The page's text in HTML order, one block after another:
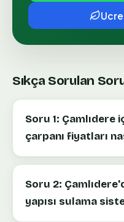
Sıkça Sorulan
Soru 1: Çamlıdere
çarpanı fiyatları
Soru 2:
yapısı sulama